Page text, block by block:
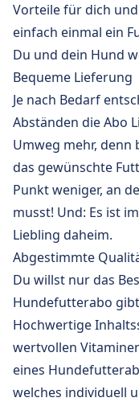
Vorteile für dich
einfach einmal ein
Du und dein Hund
Bequeme Lieferung
Je nach Bedarf
Abständen die Abo
Umweg mehr,
das gewünschte
Punkt weniger, an
musst! Und: Es ist
Liebling daheim.
Abgestimmte
Du willst nur das
Hundefutterabo
Hochwertige
wertvollen
eines
welches individuell